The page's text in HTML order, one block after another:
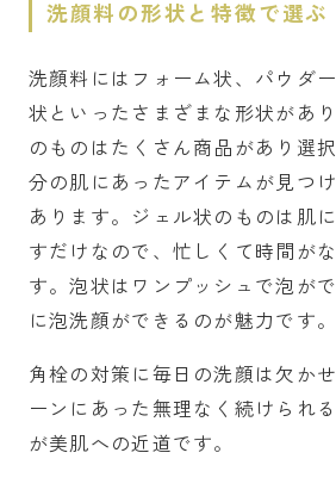
洗顔料の形状と特徴で選ぶ
洗顔料にはフォーム状、パウダ
状といったさまざまな形状があ
のものはたくさん商品があり選
分の肌にあったアイテムが見つ
あります。ジェル状のものは肌
すだけなので、忙しくて時間が
す。泡状はワンプッシュで泡が
に泡洗顔ができるのが魅力です。
角栓の対策に毎日の洗顔は欠か
ーンにあった無理なく続けられ
が美肌への近道です。